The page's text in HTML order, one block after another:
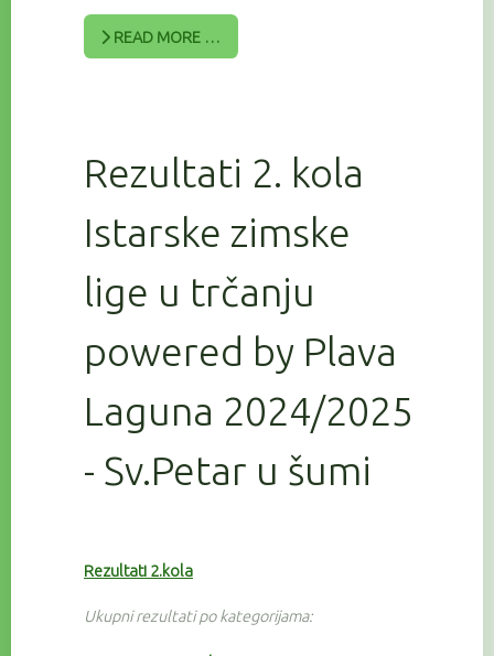
READ MORE …
Rezultati 2. kola
Istarske zimske
lige u trčanju
powered by Plava
Laguna 2024/2025
- Sv.Petar u šumi
Rezultati 2.kola
Ukupni rezultati po kategorijama: